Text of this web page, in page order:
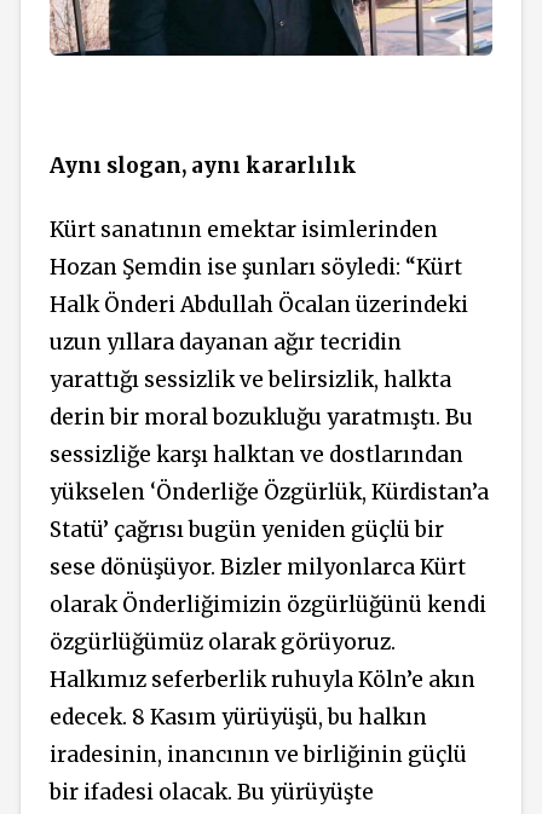
Aynı slogan, aynı kararlılık
Kürt sanatının emektar isimlerinden
Hozan Şemdin ise şunları söyledi: “Kürt
Halk Önderi Abdullah Öcalan üzerindeki
uzun yıllara dayanan ağır tecridin
yarattığı sessizlik ve belirsizlik, halkta
derin bir moral bozukluğu yaratmıştı. Bu
sessizliğe karşı halktan ve dostlarından
yükselen ‘Önderliğe Özgürlük, Kürdistan’a
Statü’ çağrısı bugün yeniden güçlü bir
sese dönüşüyor. Bizler milyonlarca Kürt
olarak Önderliğimizin özgürlüğünü kendi
özgürlüğümüz olarak görüyoruz.
Halkımız seferberlik ruhuyla Köln’e akın
edecek. 8 Kasım yürüyüşü, bu halkın
iradesinin, inancının ve birliğinin güçlü
bir ifadesi olacak. Bu yürüyüşte